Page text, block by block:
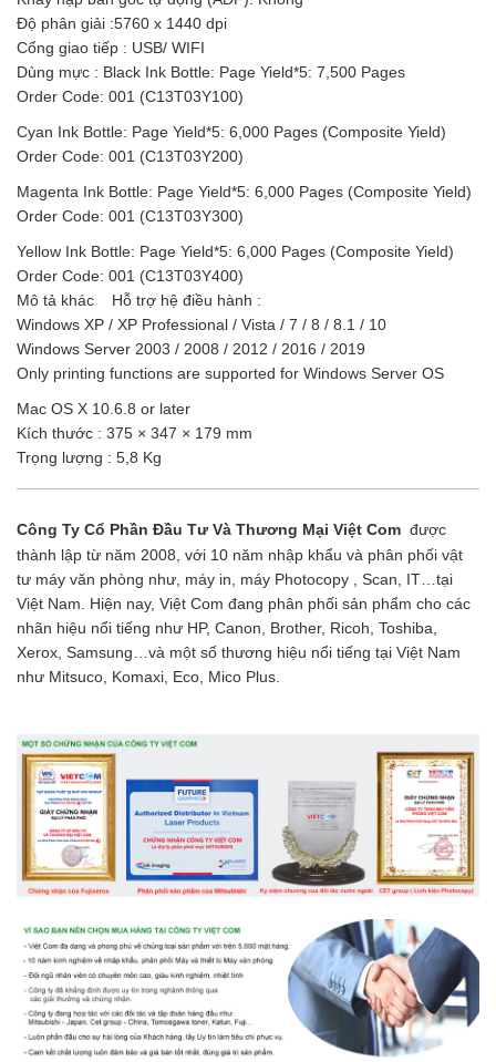
Độ phân giải :5760 x 1440 dpi
Cổng giao tiếp : USB/ WIFI
Dùng mực : Black Ink Bottle: Page Yield*5: 7,500 Pages
Order Code: 001 (C13T03Y100)
Cyan Ink Bottle: Page Yield*5: 6,000 Pages (Composite Yield)
Order Code: 001 (C13T03Y200)
Magenta Ink Bottle: Page Yield*5: 6,000 Pages (Composite Yield)
Order Code: 001 (C13T03Y300)
Yellow Ink Bottle: Page Yield*5: 6,000 Pages (Composite Yield)
Order Code: 001 (C13T03Y400)
Mô tả khác Hỗ trợ hệ điều hành :
Windows XP / XP Professional / Vista / 7 / 8 / 8.1 / 10
Windows Server 2003 / 2008 / 2012 / 2016 / 2019
Only printing functions are supported for Windows Server OS
Mac OS X 10.6.8 or later
Kích thước : 375 × 347 × 179 mm
Trọng lượng : 5,8 Kg
Công Ty Cổ Phần Đầu Tư Và Thương Mại Việt Com được
thành lập từ năm 2008, với 10 năm nhập khẩu và phân phối vật
tư máy văn phòng như, máy in, máy Photocopy , Scan, IT…tại
Việt Nam. Hiện nay, Việt Com đang phân phối sản phẩm cho các
nhãn hiệu nổi tiếng như HP, Canon, Brother, Ricoh, Toshiba,
Xerox, Samsung…và một số thương hiệu nổi tiếng tại Việt Nam
như Mitsuco, Komaxi, Eco, Mico Plus.